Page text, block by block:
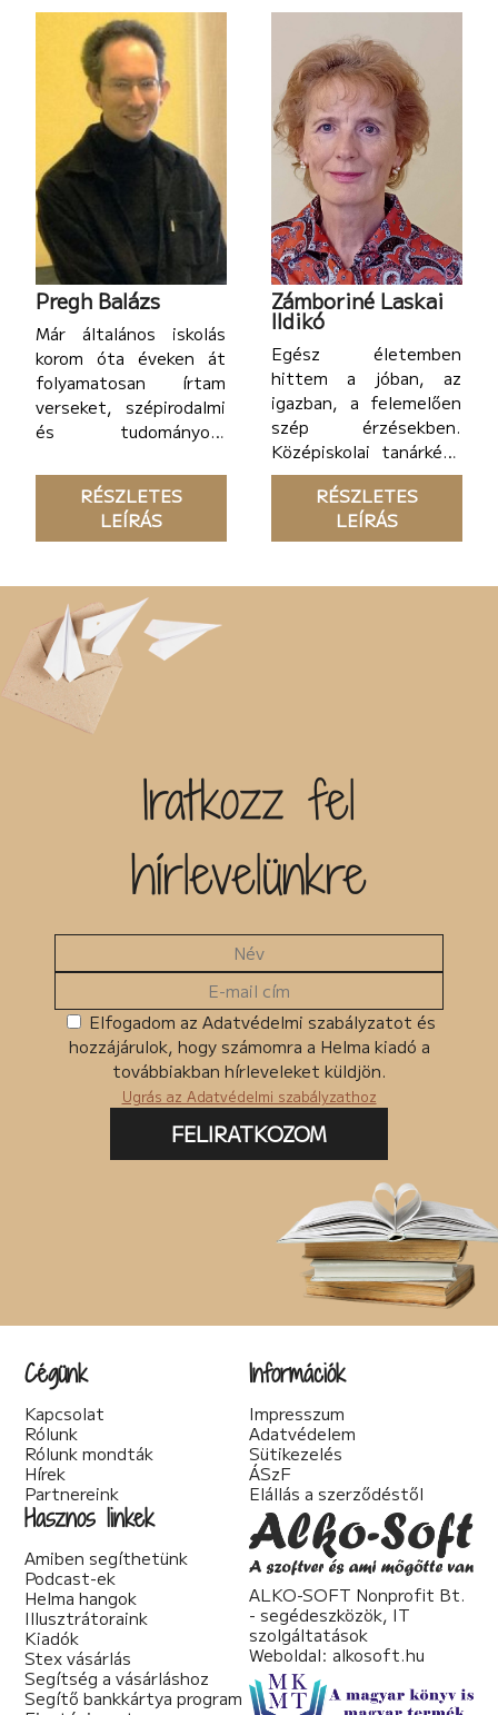
Gyerekkorom óta
érdekelnek a lelki és
spirituális művek.
Eckhart Tolle Új Föld
című könyvét
hallgattam először
életemet végigkísérő
szerelem ez. Fiatalabb
Pregh Balázs
Már általános iskolás
korom óta éveken át
folyamatosan írtam
verseket, szépirodalmi
és tudományos-
novellákat,
kalandregényt.
RÉSZLETES
LEÍRÁS
Zámboriné Laskai
Ildikó
Egész életemben
hittem a jóban, az
igazban, a felemelően
szép érzésekben.
Középiskolai tanárként
bőven volt arra
lehetőségem, hogy a
szakmai tudásomat
átadhassam a
RÉSZLETES
LEÍRÁS
Iratkozz fel
hírlevelünkre
Elfogadom az Adatvédelmi szabályzatot és
hozzájárulok, hogy számomra a Helma kiadó a
továbbiakban hírleveleket küldjön.
Ugrás az Adatvédelmi szabályzathoz
FELIRATKOZOM
Cégünk
Kapcsolat
Rólunk
Rólunk mondták
Hírek
Partnereink
Információk
Impresszum
Adatvédelem
Sütikezelés
ÁSzF
Elállás a szerződéstől
Hasznos linkek
Amiben segíthetünk
Podcast-ek
Helma hangok
Illusztrátoraink
Kiadók
Stex vásárlás
Segítség a vásárláshoz
Segítő bankkártya program
ALKO-SOFT Nonprofit Bt.
- segédeszközök, IT
szolgáltatások
Weboldal: alkosoft.hu